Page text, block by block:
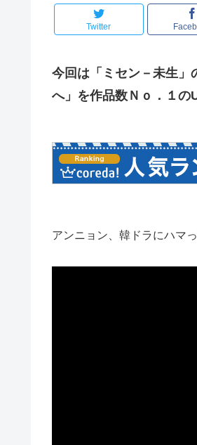
Twitter
今回は「ミセン－未生」
へ」を作品数Ｎｏ．１の
アンニョン、韓ドラにハマ